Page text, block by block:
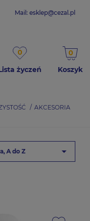
Mail: esklep@cezal.pl
0
życzeń
0
Koszyk
AKCESORIA
A do Z 